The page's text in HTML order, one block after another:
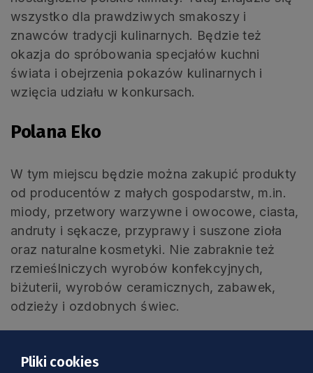
wszystko dla prawdziwych smakoszy i
znawców tradycji kulinarnych. Będzie też
okazja do spróbowania specjałów kuchni
świata i obejrzenia pokazów kulinarnych i
wzięcia udziału w konkursach.
Polana Eko
W tym miejscu będzie można zakupić produkty
od producentów z małych gospodarstw, m.in.
miody, przetwory warzywne i owocowe, ciasta,
andruty i sękacze, przyprawy i suszone zioła
oraz naturalne kosmetyki. Nie zabraknie też
rzemieślniczych wyrobów konfekcyjnych,
biżuterii, wyrobów ceramicznych, zabawek,
odzieży i ozdobnych świec.
Pliki cookies